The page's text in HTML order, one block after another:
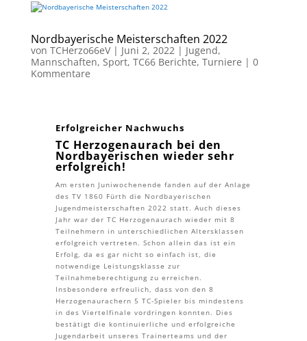
Nordbayerische Meisterschaften 2022
von TCHerzo66eV| Juni 2, 2022 | Jugend,
Mannschaften, Sport, TC66 Berichte, Turniere | 0
Kommentare
Erfolgreicher Nachwuchs
TC Herzogenaurach bei den
Nordbayerischen wieder sehr
erfolgreich!
Am ersten Juniwochenende fanden auf der Anlage
des TV 1860 Fürth die Nordbayerischen
Jugendmeisterschaften 2022 statt. Auch dieses
Jahr war der TC Herzogenaurach wieder mit 8
Teilnehmern in unterschiedlichen Altersklassen
erfolgreich vertreten. Schon allein das ist ein
Erfolg, da es gar nicht so einfach ist, die
notwendige Leistungsklasse zur
Teilnahmeberechtigung zu erreichen.
Insbesondere erfreulich, dass von den 8
Herzogenaurachern 5 TC-Spieler bis mindestens
in des Viertelfinale vordringen konnten. Dies
bestätigt die kontinuierliche und erfolgreiche
Jugendarbeit unseres Trainerteams und der